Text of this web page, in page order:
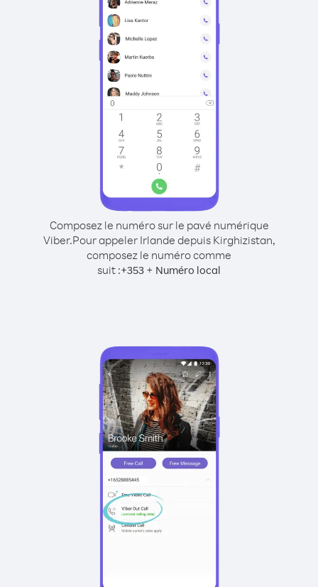
Composez le numéro sur le pavé numérique
Viber.Pour appeler Irlande depuis Kirghizistan,
composez le numéro comme
suit :+353 + Numéro local